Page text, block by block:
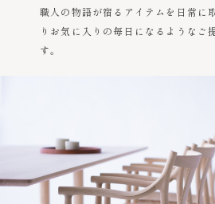
職人の物語が宿るアイテムを日常に
りお気に入りの毎日になるようなご
す。